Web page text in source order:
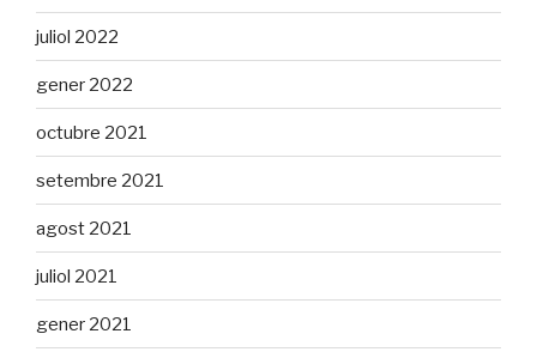
juliol 2022
gener 2022
octubre 2021
setembre 2021
agost 2021
juliol 2021
gener 2021